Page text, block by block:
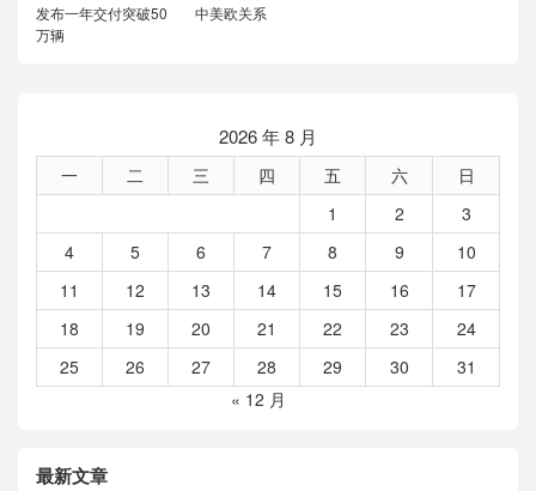
发布一年交付突破50
万辆
中美欧关系
2026 年 8 月
一 二 三 四 五 六
日
1
2
3
4
5 6 7 8 9
10
11
12 13 14 15 16
17
18
19 20 21 22 23
24
25
26 27 28 29 30
31
« 12 月
最新文章